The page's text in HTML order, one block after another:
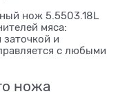
нож 5.5503.18L
мяса:
и
с любыми
ножа